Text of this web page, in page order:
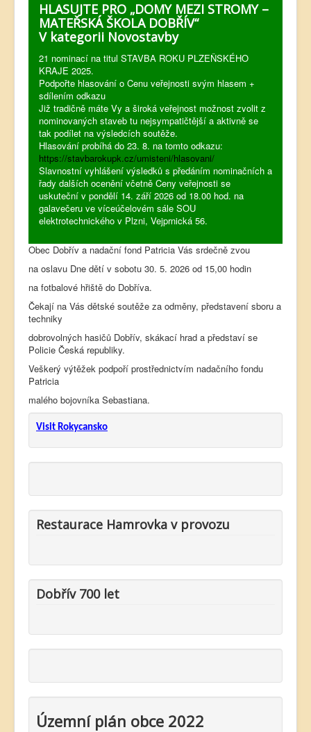
HLASUJTE PRO „DOMY MEZI STROMY –
MATEŘSKÁ ŠKOLA DOBŘÍV“
V kategorii Novostavby
21 nominací na titul STAVBA ROKU PLZEŇSKÉHO
KRAJE 2025.
Podpořte hlasování o Cenu veřejnosti svým hlasem +
sdílením odkazu
Již tradičně máte Vy a široká veřejnost možnost zvolit z
nominovaných staveb tu nejsympatičtější a aktivně se
tak podílet na výsledcích soutěže.
Hlasování probíhá do 23. 8. na tomto odkazu:
https://stavbarokupk.cz/umisteni/hlasovani/
Slavnostní vyhlášení výsledků s předáním nominačních a
řady dalších ocenění včetně Ceny veřejnosti se
uskuteční v pondělí 14. září 2026 od 18.00 hod. na
galavečeru ve víceúčelovém sále SOU
elektrotechnického v Plzni, Vejprnická 56.
Obec Dobřív a nadační fond Patricia Vás srdečně zvou
na oslavu Dne dětí v sobotu 30. 5. 2026 od 15,00 hodin
na fotbalové hřiště do Dobříva.
Čekají na Vás dětské soutěže za odměny, představení sboru a
techniky
dobrovolných hasičů Dobřív, skákací hrad a představí se
Policie Česká republiky.
Veškerý výtěžek podpoří prostřednictvím nadačního fondu
Patricia
malého bojovníka Sebastiana.
Visit Rokycansko
Restaurace Hamrovka v provozu
Dobřív 700 let
Územní plán obce 2022